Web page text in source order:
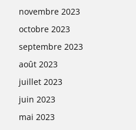
novembre 2023
octobre 2023
septembre 2023
août 2023
juillet 2023
juin 2023
mai 2023